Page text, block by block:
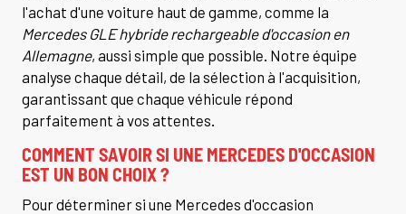
l'achat d'une voiture haut de gamme, comme la
Mercedes GLE hybride rechargeable d'occasion en
Allemagne, aussi simple que possible. Notre équipe
analyse chaque détail, de la sélection à l'acquisition,
garantissant que chaque véhicule répond
parfaitement à vos attentes.
COMMENT SAVOIR SI UNE MERCEDES D'OCCASION
EST UN BON CHOIX ?
Pour déterminer si une Mercedes d'occasion